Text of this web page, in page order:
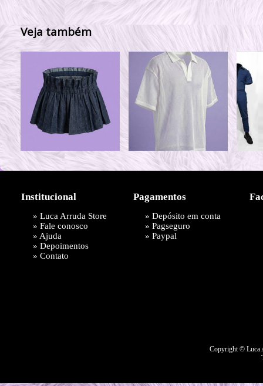
Veja também
Institucional
» Luca Arruda Store
» Fale conosco
» Ajuda
» Depoimentos
» Contato
Pagamentos
» Depósito em conta
» Pagseguro
» Paypal
Copyright © Luca